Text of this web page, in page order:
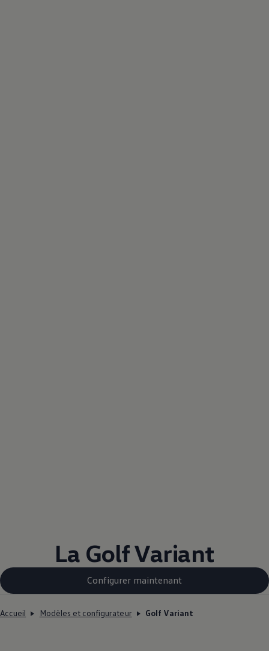
La Golf Variant
Configurer maintenant
Accueil Modèles et configurateur Golf Variant